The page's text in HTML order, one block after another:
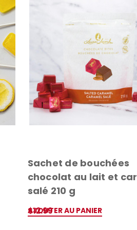
Sachet de bouchées
chocolat au lait et
salé 210 g
$12.99
AJOUTER AU PANIER